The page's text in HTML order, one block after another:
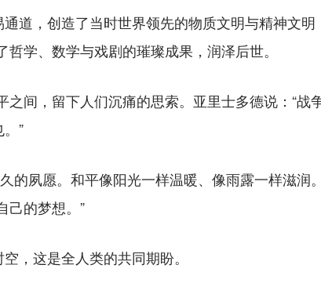
道，创造了当时世界领先的物质文明与精神文明
学、数学与戏剧的璀璨成果，润泽后世。
间，留下人们沉痛的思索。亚里士多德说：“战
”
夙愿。和平像阳光一样温暖、像雨露一样滋润
己的梦想。”
，这是全人类的共同期盼。